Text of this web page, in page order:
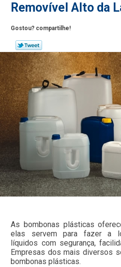
Removível Alto da
Gostou? compartilhe!
As bombonas plásticas
elas servem para fazer a
líquidos com segurança,
Empresas dos mais diversos
bombonas plásticas.